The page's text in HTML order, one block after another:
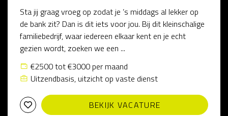
Sta jij graag vroeg op zodat je ’s middags al lekker op
de bank zit? Dan is dit iets voor jou. Bij dit kleinschalige
familiebedrijf, waar iedereen elkaar kent en je echt
gezien wordt, zoeken we een ...
€2500 tot €3000 per maand
Uitzendbasis, uitzicht op vaste dienst
BEKIJK VACATURE